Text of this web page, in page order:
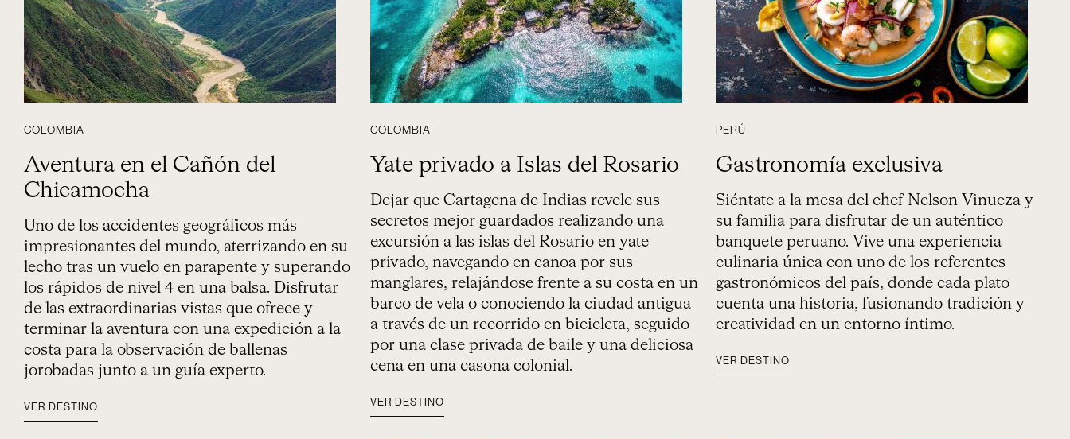
COLOMBIA
Aventura en el Cañón del
Chicamocha
Uno de los accidentes geográficos más
impresionantes del mundo, aterrizando en su
lecho tras un vuelo en parapente y superando
los rápidos de nivel 4 en una balsa. Disfrutar
de las extraordinarias vistas que ofrece y
terminar la aventura con una expedición a la
costa para la observación de ballenas
jorobadas junto a un guía experto.
VER DESTINO
COLOMBIA
Yate privado a Islas del Rosario
Dejar que Cartagena de Indias revele sus
secretos mejor guardados realizando una
excursión a las islas del Rosario en yate
privado, navegando en canoa por sus
manglares, relajándose frente a su costa en un
barco de vela o conociendo la ciudad antigua
a través de un recorrido en bicicleta, seguido
por una clase privada de baile y una deliciosa
cena en una casona colonial.
VER DESTINO
PERÚ
Gastronomía exclusiva
Siéntate a la mesa del chef Nelson Vinueza y
su familia para disfrutar de un auténtico
banquete peruano. Vive una experiencia
culinaria única con uno de los referentes
gastronómicos del país, donde cada plato
cuenta una historia, fusionando tradición y
creatividad en un entorno íntimo.
VER DESTINO